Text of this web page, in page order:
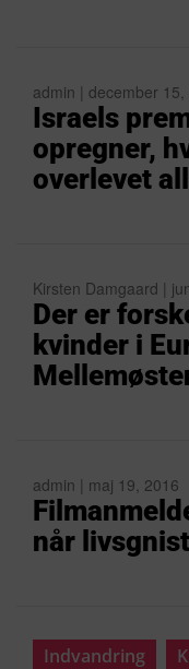
admin | december 15,
Israels
opregner,
overlevet
Kirsten Damgaard |
Der er
kvinder i
admin | maj 19, 2016
når
Indvandring